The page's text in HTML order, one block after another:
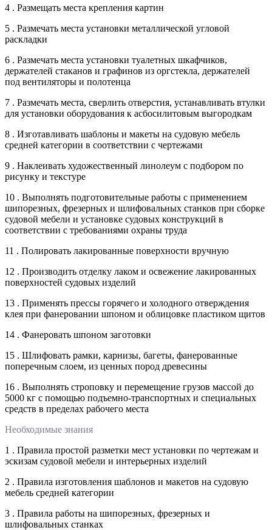
4 . Размещать места крепления картин
5 . Размечать места установки металлической угловой
раскладки
6 . Размечать места установки туалетных шкафчиков,
держателей стаканов и графинов из оргстекла, держателей
под вентиляторы и полотенца
7 . Размечать места, сверлить отверстия, устанавливать втулки
для установки оборудования к асбосилитовым выгородкам
8 . Изготавливать шаблоны и макеты на судовую мебель
средней категории в соответствии с чертежами
9 . Наклеивать художественный линолеум с подбором по
рисунку и текстуре
10 . Выполнять подготовительные работы с применением
шипорезных, фрезерных и шлифовальных станков при сборке
судовой мебели и установке судовых конструкций в
соответствии с требованиями охраны труда
11 . Полировать лакированные поверхности вручную
12 . Производить отделку лаком и освежение лакированных
поверхностей судовых изделий
13 . Применять прессы горячего и холодного отверждения
клея при фанеровании шпоном и облицовке пластиком щитов
14 . Фанеровать шпоном заготовки
15 . Шлифовать рамки, карнизы, багеты, фанерованные
поперечным слоем, из ценных пород древесины
16 . Выполнять строповку и перемещение грузов массой до
5000 кг с помощью подъемно-транспортных и специальных
средств в пределах рабочего места
Необходимые знания
1 . Правила простой разметки мест установки по чертежам и
эскизам судовой мебели и интерьерных изделий
2 . Правила изготовления шаблонов и макетов на судовую
мебель средней категории
3 . Правила работы на шипорезных, фрезерных и
шлифовальных станках